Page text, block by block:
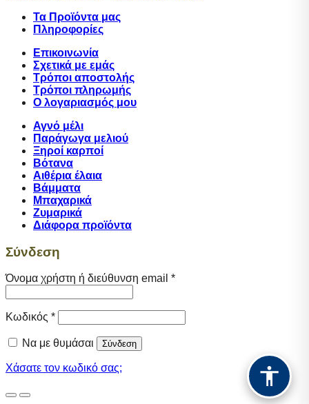
Τα Προϊόντα μας
Πληροφορίες
Επικοινωνία
Σχετικά με εμάς
Tρόποι αποστολής
Τρόποι πληρωμής
Ο λογαριασμός μου
Αγνό μέλι
Παράγωγα μελιού
Ξηροί καρποί
Βότανα
Αιθέρια έλαια
Βάμματα
Μπαχαρικά
Ζυμαρικά
Διάφορα προϊόντα
Σύνδεση
Όνομα χρήστη ή διεύθυνση email *Απαιτείται
Κωδικός *Απαιτείται
Να με θυμάσαι Σύνδεση
Χάσατε τον κωδικό σας;